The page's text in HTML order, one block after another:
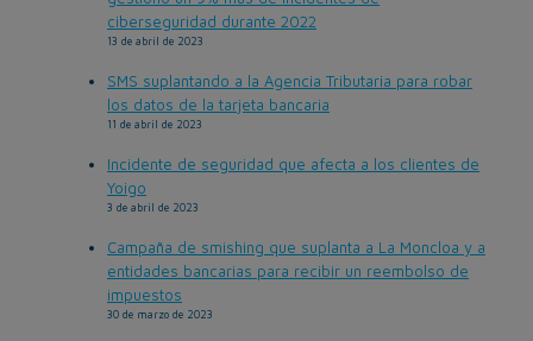
ciberseguridad durante 2022
13 de abril de 2023
SMS suplantando a la Agencia Tributaria para robar
los datos de la tarjeta bancaria
11 de abril de 2023
Incidente de seguridad que afecta a los clientes de
Yoigo
3 de abril de 2023
Campaña de smishing que suplanta a La Moncloa y a
entidades bancarias para recibir un reembolso de
impuestos
30 de marzo de 2023